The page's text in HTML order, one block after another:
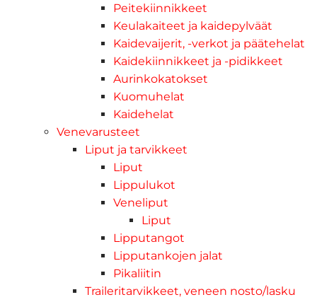
Peitekiinnikkeet
Keulakaiteet ja kaidepylväät
Kaidevaijerit, -verkot ja päätehelat
Kaidekiinnikkeet ja -pidikkeet
Aurinkokatokset
Kuomuhelat
Kaidehelat
Venevarusteet
Liput ja tarvikkeet
Liput
Lippulukot
Veneliput
Liput
Lipputangot
Lipputankojen jalat
Pikaliitin
Traileritarvikkeet, veneen nosto/lasku